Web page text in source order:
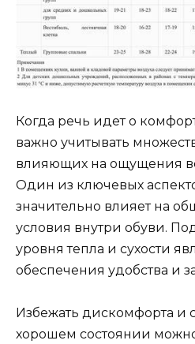
Когда речь идет о
важно учитывать
влияющих на ощущения
Один из ключевых
значительно влияет на
условия внутри обуви.
уровня тепла и сухости
обеспечения удобства и
Избежать дискомфорта и
хорошем состоянии